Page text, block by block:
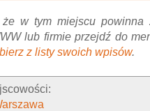
w tym miejscu powinna
lub firmie przejdź do
z listy swoich wpisów.